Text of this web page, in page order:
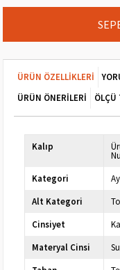
ÜRÜN ÖZELLIKLERI
ÜRÜN ÖNERILERI
ÖLÇÜ
Kalıp
Kategori
Alt Kategori
Cinsiyet
Materyal Cinsi